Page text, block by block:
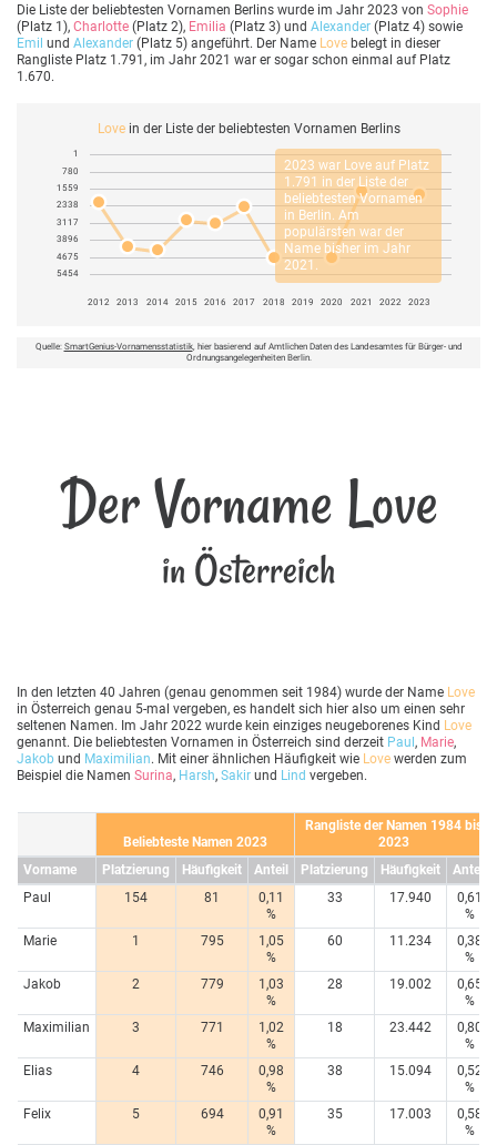
Die Liste der beliebtesten Vornamen Berlins wurde im Jahr 2023 von Sophie
(Platz 1), Charlotte (Platz 2), Emilia (Platz 3) und Alexander (Platz 4) sowie
Emil und Alexander (Platz 5) angeführt. Der Name Love belegt in dieser
Rangliste Platz 1.791, im Jahr 2021 war er sogar schon einmal auf Platz
1.670.
Lovein der Liste der beliebtesten Vornamen Berlins
2023 war Loveauf Platz
1.791 in der Liste der
beliebtesten Vornamen
in Berlin. Am
populärsten war der
Name bisher im Jahr
2021.
1
780
1559
2338
3117
3896
4675
5454
2012 2013 2014 2015 2016 2017 2018 2019 2020 2021 2022 2023
Quelle: SmartGenius-Vornamensstatistik, hier basierend auf Amtlichen Daten des Landesamtes für Bürger- und
Ordnungsangelegenheiten Berlin.
Der Vorname Love
in Österreich
In den letzten 40 Jahren (genau genommen seit 1984) wurde der Name Love
in Österreich genau 5-mal vergeben, es handelt sich hier also um einen sehr
seltenen Namen. Im Jahr 2022 wurde kein einziges neugeborenes Kind Love
genannt. Die beliebtesten Vornamen in Österreich sind derzeit Paul, Marie,
Jakob und Maximilian. Mit einer ähnlichen Häufigkeit wie Love werden zum
Beispiel die Namen Surina, Harsh, Sakir und Lind vergeben.
Beliebteste Namen 2023
Rangliste der Namen 1984 bis
2023
Vorname
Platzierung Häufigkeit Anteil Platzierung Häufigkeit
Anteil
Paul
154 81
0,11
%
33 17.940
0,61
%
Marie
1 795
1,05
%
60 11.234
0,38
%
Jakob
2 779
1,03
%
28 19.002
0,65
%
Maximilian
3 771
1,02
%
18 23.442
0,80
%
Elias
4 746
0,98
%
38 15.094
0,52
%
Felix
5 694
0,91
%
35 17.003
0,58
%